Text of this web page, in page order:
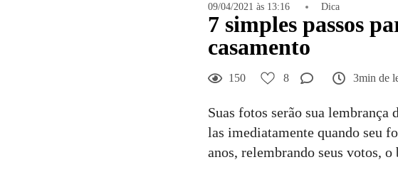
09/04/2021 às 13:16 Dica
7 simples passos
casamento
150 8 3min de
Suas fotos serão sua
las imediatamente quando seu
anos, relembrando seus votos,